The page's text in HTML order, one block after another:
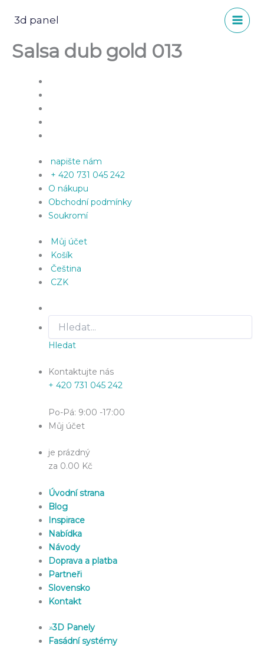
3d panel
Salsa dub gold 013
napište nám
+ 420 731 045 242
O nákupu
Obchodní podmínky
Soukromí
Můj účet
Košík
Čeština
CZK
Hledat
Kontaktujte nás
+ 420 731 045 242
Po-Pá: 9:00 -17:00
Můj účet
je prázdný
za 0.00 Kč
Úvodní strana
Blog
Inspirace
Nabídka
Návody
Doprava a platba
Partneři
Slovensko
Kontakt
»3D Panely
Fasádní systémy